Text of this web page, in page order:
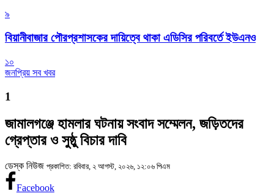
৯
বিয়ানীবাজার পৌরপ্রশাসকের দায়িত্বে থাকা এডিসির পরিবর্তে ইউএনও
১০
জনপ্রিয় সব খবর
1
জামালগঞ্জে হামলার ঘটনায় সংবাদ সম্মেলন, জড়িতদের
গ্রেপ্তার ও সুষ্ঠু বিচার দাবি
ডেস্ক নিউজ প্রকাশিত: রবিবার, ২ আগস্ট, ২০২৬, ১২:০৬ পিএম
Facebook